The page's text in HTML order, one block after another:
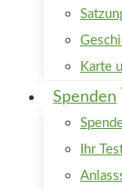
Karte
Spenden
Ihr